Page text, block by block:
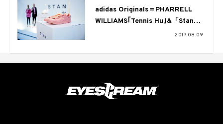
adidas Originals＝PHARRELL
WILLIAMS｢Tennis Hu｣&「Stan
Smith」のローンチパーティに潜
2017.08.09